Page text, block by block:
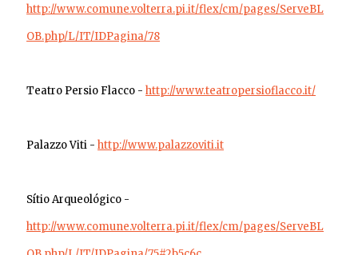
http://www.comune.volterra.pi.it/flex/cm/pages/ServeBL
OB.php/L/IT/IDPagina/78
Teatro Persio Flacco -http://www.teatropersioflacco.it/
Palazzo Viti -http://www.palazzoviti.it
Sítio Arqueológico -
http://www.comune.volterra.pi.it/flex/cm/pages/ServeBL